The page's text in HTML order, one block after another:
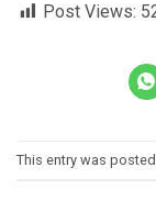
Post Views:
This entry was